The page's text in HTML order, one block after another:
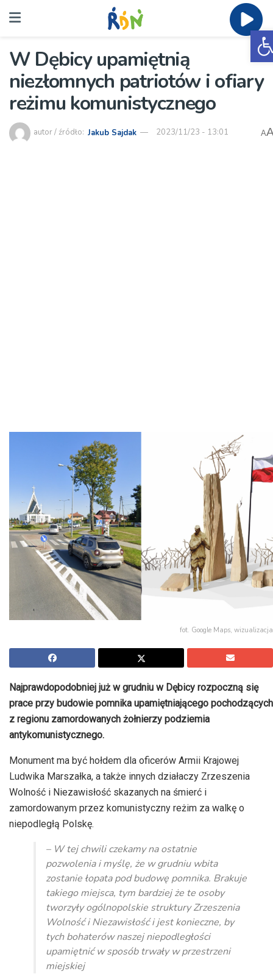
W Dębicy upamiętnią
niezłomnych patriotów i ofiary
reżimu komunistycznego
autor / źródło: Jakub Sajdak 2023/11/23 - 13:01 A
fot. Google Maps, wizualizacja
Najprawdopodobniej już w grudniu w Dębicy rozpoczną się
prace przy budowie pomnika upamiętniającego pochodzących
z regionu zamordowanych żołnierzy podziemia
antykomunistycznego.
Monument ma być hołdem dla oficerów Armii Krajowej
Ludwika Marszałka, a także innych działaczy Zrzeszenia
Wolność i Niezawisłość skazanych na śmierć i
zamordowanym przez komunistyczny reżim za walkę o
niepodległą Polskę.
– W tej chwili czekamy na ostatnie
pozwolenia i myślę, że w grudniu wbita
zostanie łopata pod budowę pomnika. Brakuje
takiego miejsca, tym bardziej że te osoby
tworzyły ogólnopolskie struktury Zrzeszenia
Wolność i Niezawisłość i jest konieczne, by
tych bohaterów naszej niepodległości
upamiętnić w sposób trwały w przestrzeni
miejskiej